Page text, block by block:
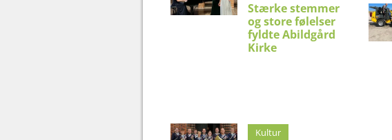
Stærke stemmer
og store følelser
fyldte Abildgård
Kirke
Kultur